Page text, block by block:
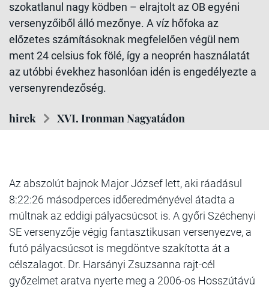
szokatlanul nagy ködben – elrajtolt az OB egyéni
versenyzőiből álló mezőnye. A víz hőfoka az
előzetes számításoknak megfelelően végül nem
ment 24 celsius fok fölé, így a neoprén használatát
az utóbbi évekhez hasonlóan idén is engedélyezte a
versenyrendezőség.
hirek XVI. Ironman Nagyatádon
Az abszolút bajnok Major József lett, aki ráadásul
8:22:26 másodperces időeredményével átadta a
múltnak az eddigi pályacsúcsot is. A győri Széchenyi
SE versenyzője végig fantasztikusan versenyezve, a
futó pályacsúcsot is megdöntve szakította át a
célszalagot. Dr. Harsányi Zsuzsanna rajt-cél
győzelmet aratva nyerte meg a 2006-os Hosszútávú